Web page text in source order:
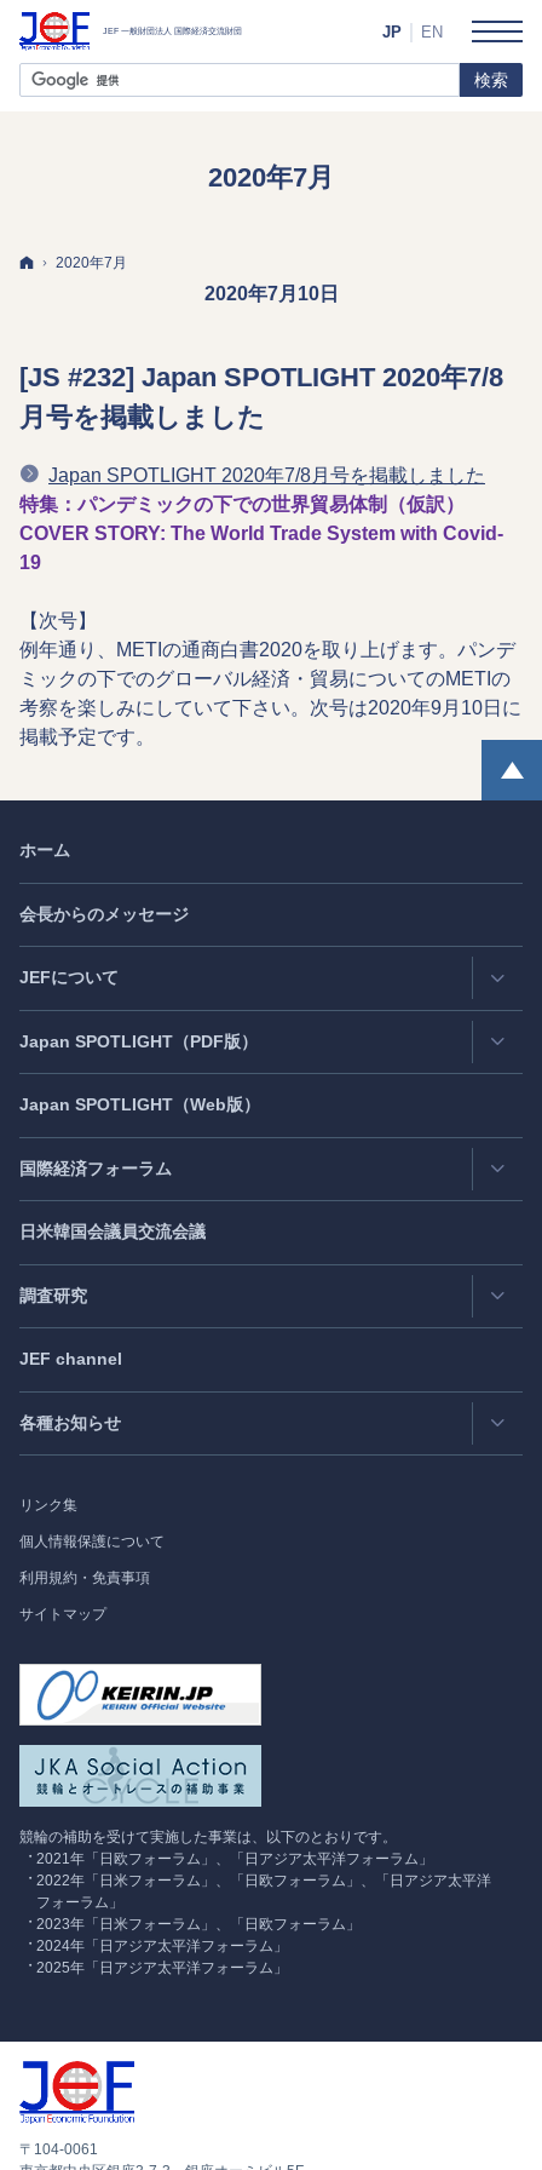
2020年7月
ホーム
2020年7月
2020年7月10日
[JS #232] Japan SPOTLIGHT 2020年7/8
月号を掲載しました
Japan SPOTLIGHT 2020年7/8月号を掲載しました
特集：パンデミックの下での世界貿易体制（仮訳）
COVER STORY: The World Trade System with Covid-
19
【次号】
例年通り、METIの通商白書2020を取り上げます。パンデ
ミックの下でのグローバル経済・貿易についてのMETIの
考察を楽しみにしていて下さい。次号は2020年9月10日に
掲載予定です。
JP EN
ホーム
会長からのメッセージ
JEFについて
連絡先・所在地
活動評価
Japan SPOTLIGHT （PDF版）
Latest Issue- 最新号
Back Number
Publisher's Note- パブリッシャーズノート
Exclusive Interview
Japan SPOTLIGHT （Web版）
国際経済フォーラム
日アジア太平洋フォーラム
日米フォーラム
日欧フォーラム
過去の実績
日米韓国会議員交流会議
調査研究
研究会
出版物
受託事業
JEF channel
各種お知らせ
フォーラム情報
調査研究
リンク集
個人情報保護について
利用規約・免責事項
サイトマップ
競輪の補助を受けて実施した事業は、以下のとおりです。
2021年「日欧フォーラム」、「日アジア太平洋フォーラム」
2022年「日米フォーラム」、「日欧フォーラム」、「日アジア太平洋
フォーラム」
2023年「日米フォーラム」、「日欧フォーラム」
2024年「日アジア太平洋フォーラム」
2025年「日アジア太平洋フォーラム」
〒104-0061